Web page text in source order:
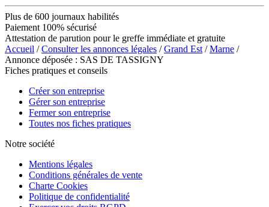
Plus de 600 journaux habilités
Paiement 100% sécurisé
Attestation de parution pour le greffe immédiate et gratuite
Accueil /Consulter les annonces légales /Grand Est /Marne /
Annonce déposée : SAS DE TASSIGNY
Fiches pratiques et conseils
Créer son entreprise
Gérer son entreprise
Fermer son entreprise
Toutes nos fiches pratiques
Notre société
Mentions légales
Conditions générales de vente
Charte Cookies
Politique de confidentialité